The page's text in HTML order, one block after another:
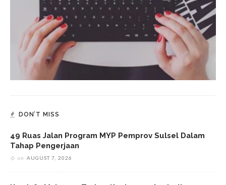
DON’T MISS
49 Ruas Jalan Program MYP Pemprov Sulsel Dalam
Tahap Pengerjaan
on AUGUST 7, 2026